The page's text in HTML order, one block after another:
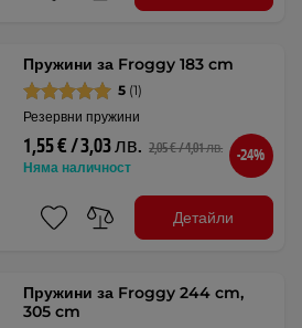
Пружини за Froggy 183 cm
5 (1)
Резервни пружини
1,55 € / 3,03 лв. 2,05 € / 4,01 лв.
Няма наличност
-24%
Детайли
Пружини за Froggy 244 cm,
305 cm